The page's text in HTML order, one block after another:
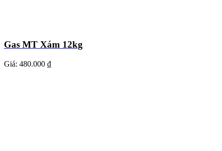
Gas MT Xám 12kg
Giá: 480.000 ₫